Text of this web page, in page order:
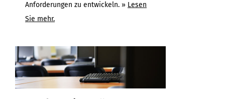
Anforderungen zu entwickeln. » Lesen
Sie mehr.